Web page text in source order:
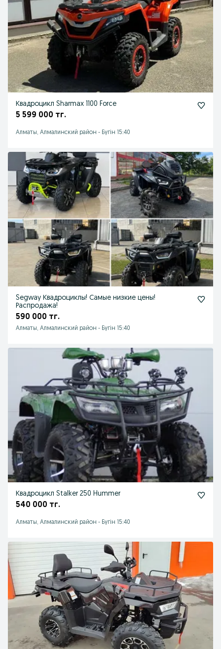
Квадроцикл Sharmax 1100 Force
5 599 000 тг.
Алматы, Алмалинский район - Бүгін 15:40
Segway Квадроциклы! Самые низкие цены!
Распродажа!
590 000 тг.
Алматы, Алмалинский район - Бүгін 15:40
Квадроцикл Stalker 250 Hummer
540 000 тг.
Алматы, Алмалинский район - Бүгін 15:40